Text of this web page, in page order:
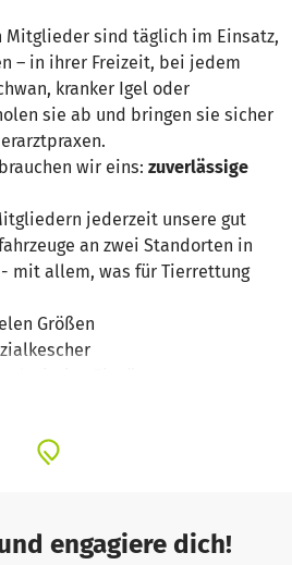
Mitglieder sind täglich im Einsatz,
– in ihrer Freizeit, bei jedem
kranker Igel oder
sie ab und bringen sie sicher
wir eins: zuverlässige
jederzeit unsere gut
an zwei Standorten in
- mit allem, was für Tierrettung
Größen
Leinen, Chiplesegeräte
muss auch fahrtüchtig sein.
keine Rettung. Kein
engagiere dich!